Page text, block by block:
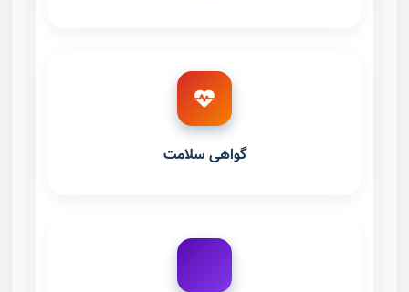
گواهی سلامت